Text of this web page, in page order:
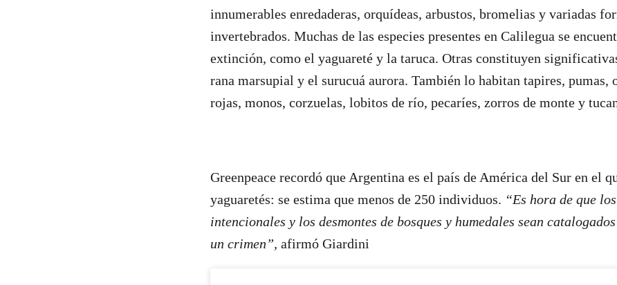
innumerables enredaderas, orquídeas, arbustos, bromelias y variadas
invertebrados. Muchas de las especies presentes en Calilegua se
extinción, como el yaguareté y la taruca. Otras constituyen
rana marsupial y el surucuá aurora. También lo habitan tapires, pumas,
rojas, monos, corzuelas, lobitos de río, pecaríes, zorros de monte y
Greenpeace recordó que Argentina es el país de América del Sur en el
yaguaretés: se estima que menos de 250 individuos. “Es hora de que
intencionales y los desmontes de bosques y humedales sean
un crimen”, afirmó Giardini